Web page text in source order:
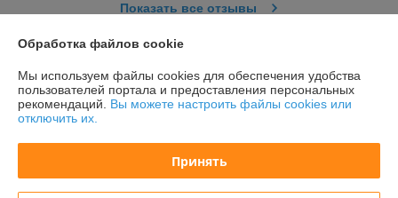
Показать все отзывы
О нас
Контакты
График работы
Обработка файлов cookie
Мы используем файлы cookies для обеспечения удобства
пользователей портала и предоставления персональных
рекомендаций. Вы можете настроить файлы cookies или
отключить их.
Принять